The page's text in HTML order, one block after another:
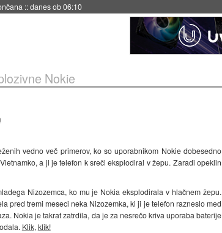
06:09
Nokie
vedno več primerov, ko so uporabnikom Nokie dobesedno
a ji je telefon k sreči eksplodiral v žepu. Zaradi opeklin
Nizozemca, ko mu je Nokia eksplodirala v hlačnem žepu.
pred tremi meseci neka Nizozemka, ki ji je telefon razneslo med
Nokia je takrat zatrdila, da je za nesrečo kriva uporaba baterije
Klik, klik!